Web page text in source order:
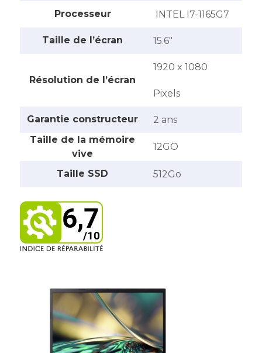
Processeur INTEL I7-1165G7
Taille de l’écran 15.6″
Résolution de l’écran
1920 x 1080
Pixels
Garantie constructeur
2 ans
Taille de la mémoire
vive
12GO
Taille SSD 512Go